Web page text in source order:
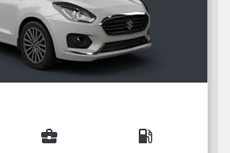
business_center local_gas_station